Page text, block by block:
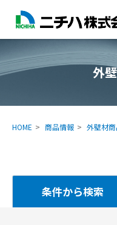
外
HOME 商品情報 外壁材
条件から検索